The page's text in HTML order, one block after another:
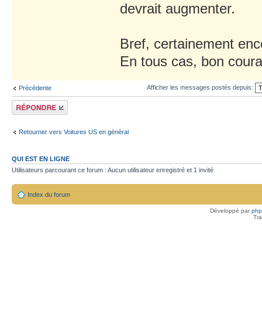
devrait augmenter.
Bref, certainement
En tous cas, bon
Précédente Afficher les messages postés depuis:
Répondre
Retourner vers Voitures US en général
QUI EST EN LIGNE
Utilisateurs parcourant ce forum : Aucun utilisateur enregistré et 1 invité
Index du forum
Développé par